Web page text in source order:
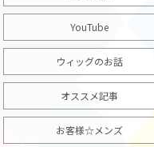
YouTube
ウィッグのお話
オススメ記事
お客様☆メンズ